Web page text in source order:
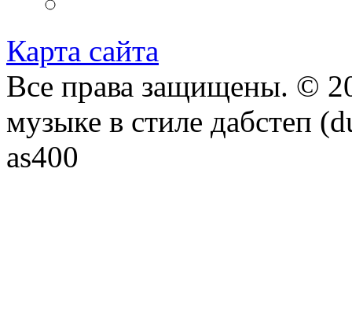
Карта сайта
Все права защищены. ©
музыке в стиле дабстеп
as400